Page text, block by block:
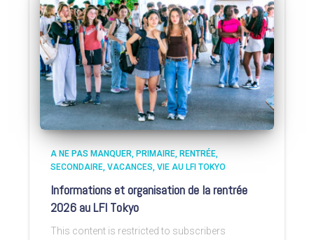
A NE PAS MANQUER PRIMAIRE RENTRÉE
SECONDAIRE VACANCES VIE AU LFI TOKYO
Informations et organisation de la rentrée
2026 au LFI Tokyo
This content is restricted to subscribers